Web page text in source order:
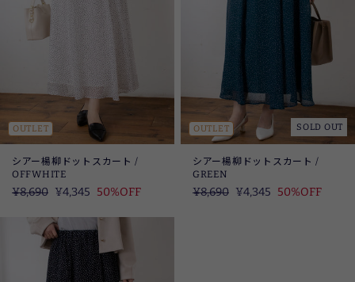
OUTLET
シアー楊柳ドットスカート /
OFFWHITE
定
¥8,690 SALE
¥4,345 50%OFF
OUTLET SOLD OUT
シアー楊柳ドットスカート /
GREEN
定
¥8,690 SALE
¥4,345 50%OFF